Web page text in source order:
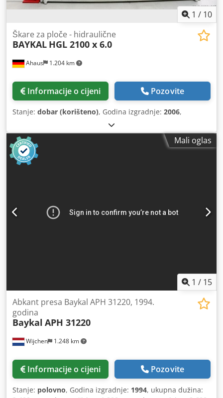
1 / 10
Ahaus 1.204 km
Škare za ploče - hidraulične
BAYKAL HGL 2100 x 6.0
Informacije o cijeni Pozovite
Stanje: dobar (korišteno), Godina izgradnje: 2006,
Mali oglas
1 / 15
Wijchen 1.248 km
Abkant presa Baykal APH 31220, 1994.
godina
Baykal APH 31220
Informacije o cijeni Pozovite
Stanje: polovno, Godina izgradnje: 1994, ukupna dužina: